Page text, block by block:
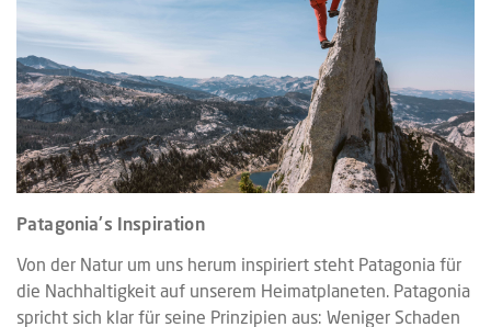
Patagonia's Inspiration
Von der Natur um uns herum inspiriert steht Patagonia für
die Nachhaltigkeit auf unserem Heimatplaneten. Patagonia
spricht sich klar für seine Prinzipien aus: Weniger Schaden